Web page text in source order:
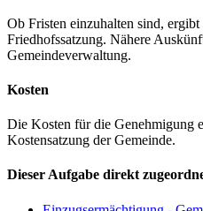
Ob Fristen einzuhalten sind,
Friedhofssatzung. Nähere
Gemeindeverwaltung.
Kosten
Die Kosten für die Genehmigung
Kostensatzung der Gemeinde.
Dieser Aufgabe direkt